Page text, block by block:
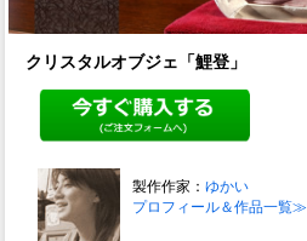
クリスタルオブジェ「鯉登」
製作作家： ゆかい
プロフィール＆作品一覧≫